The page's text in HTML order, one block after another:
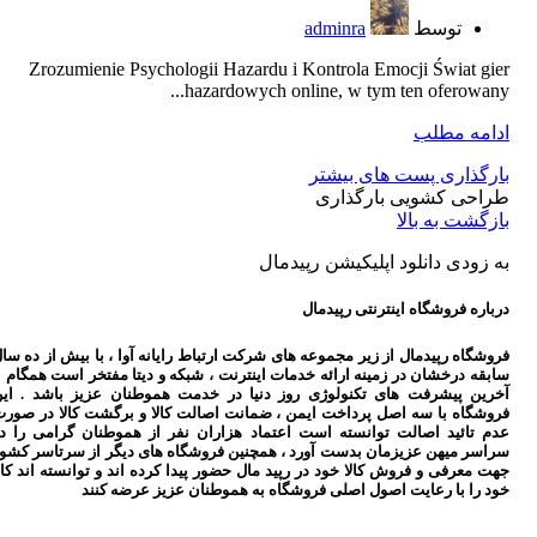
توسط
adminra
Zrozumienie Psychologii Hazardu i Kontrola Emocji Świat gier
hazardowych online, w tym ten oferowany...
ادامه مطلب
بارگذاری پست های بیشتر
طراحی کشویی بارگذاری
بازگشت به بالا
به زودی دانلود اپلیکیشن رپیدمال
درباره فروشگاه اینترنتی رپیدمال
فروشگاه رپیدمال از زیر مجموعه های شرکت ارتباط رایانه آوا ، با بیش از ده
سابقه درخشان در زمینه ارائه خدمات اینترنت ، شبکه و دیتا مفتخر است همگام
آخرین پیشرفت های تکنولوژی روز دنیا در خدمت هموطنان عزیز باشد .
فروشگاه با سه اصل پرداخت ایمن ، ضمانت اصالت کالا و برگشت کالا در
عدم تائید اصالت توانسته است اعتماد هزاران نفر از هموطنان گرامی را
سراسر میهن عزیزمان بدست آورد ، همچنین فروشگاه های دیگر از سرتاسر
جهت معرفی و فروش کالا خود در رپید مال حضور پیدا کرده اند و توانسته اند
خود را با رعایت اصول اصلی فروشگاه به هموطنان عزیز عرضه کنند